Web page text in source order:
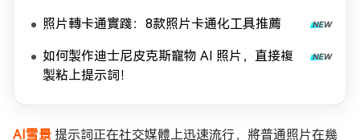
照片轉卡通實踐：8款照片卡通化工具推薦
如何製作迪士尼皮克斯寵物 AI 照片，直接複
製粘上提示詞！
AI雪景 提示詞正在社交媒體上迅速流行，將普通照片在幾